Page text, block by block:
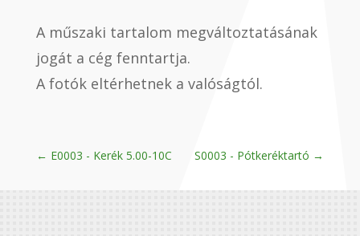
A műszaki tartalom megváltoztatásának
jogát a cég fenntartja.
A fotók eltérhetnek a valóságtól.
← E0003 - Kerék 5.00-10C S0003 - Pótkeréktartó →